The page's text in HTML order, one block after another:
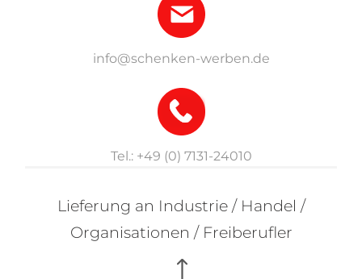
info@schenken-werben.de
Tel.: +49 (0) 7131-24010
Lieferung an Industrie / Handel /
Organisationen / Freiberufler